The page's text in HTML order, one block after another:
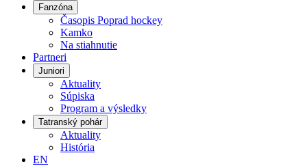
Fanzóna
Časopis Poprad hockey
Kamko
Na stiahnutie
Partneri
Juniori
Aktuality
Súpiska
Program a výsledky
Tatranský pohár
Aktuality
História
EN